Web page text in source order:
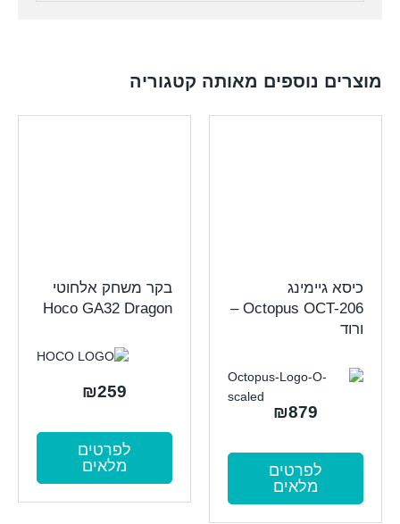
מוצרים נוספים מאותה קטגוריה
כיסא גיימינג
Octopus OCT-206 –
ורוד
₪879
לפרטים
מלאים
בקר משחק אלחוטי
Hoco GA32 Dragon
₪259
לפרטים
מלאים